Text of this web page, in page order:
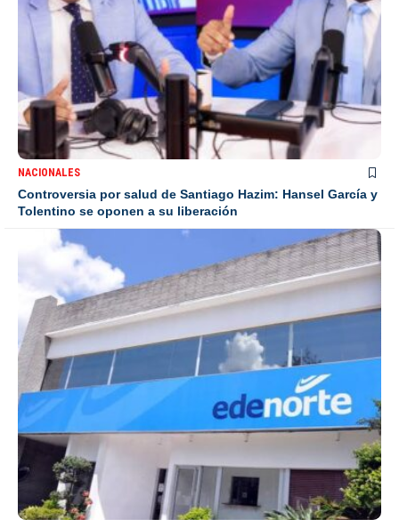
NACIONALES
Controversia por salud de Santiago Hazim: Hansel García y
Tolentino se oponen a su liberación